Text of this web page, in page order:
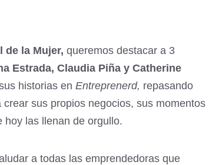
de la Mujer, queremos destacar a 3
Estrada, Claudia Piña y Catherine
historias en Entreprenerd, repasando
sus propios negocios, sus momentos
hoy las llenan de orgullo.
a todas las emprendedoras que